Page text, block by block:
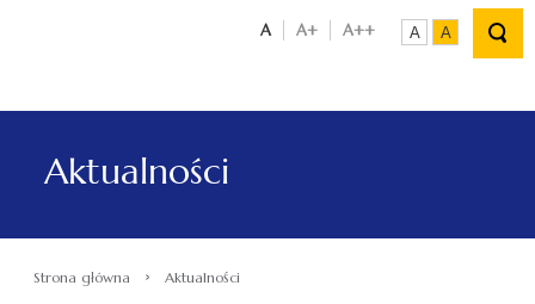
A A+ A++ A A
Aktualności
Strona główna › Aktualności